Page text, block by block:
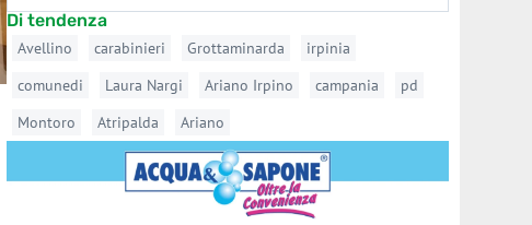
Di tendenza
Avellino carabinieri Grottaminarda
irpinia
comunedi
Laura Nargi Ariano Irpino campania
pd
Montoro
Atripalda Ariano